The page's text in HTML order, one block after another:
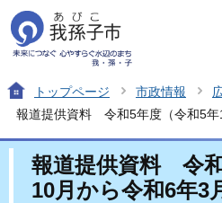
トップページ 市政情報
報道提供資料 令和5年度（令和5年
報道提供資料 令
10月から令和6年3